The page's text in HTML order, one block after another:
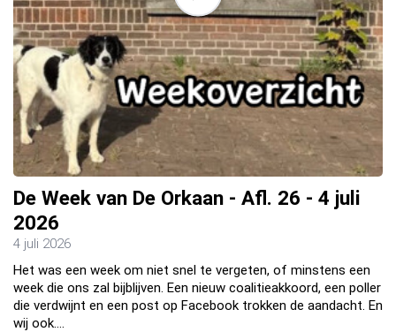
De Week van De Orkaan - Afl. 26 - 4 juli
2026
4 juli 2026
Het was een week om niet snel te vergeten, of minstens een
week die ons zal bijblijven. Een nieuw coalitieakkoord, een poller
die verdwijnt en een post op Facebook trokken de aandacht. En
wij ook.…